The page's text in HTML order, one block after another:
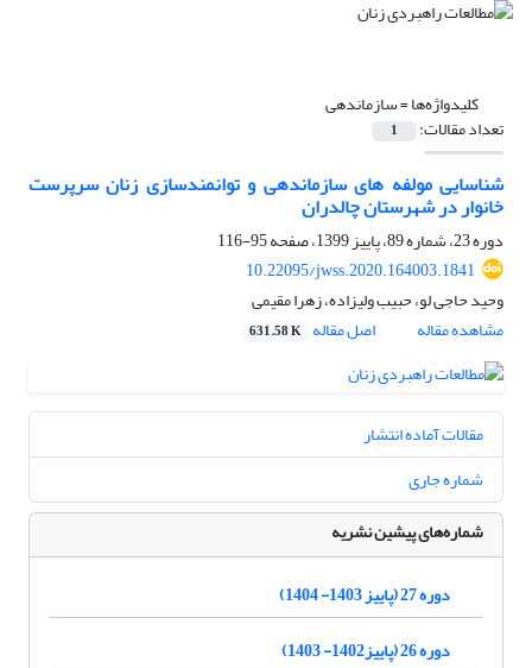
کلیدواژه‌ها =سازماندهی
تعداد مقالات: 1
شناسایی مولفه های سازماندهی و توانمندسازی زنان سرپرست
خانوار در شهرستان چالدران
دوره 23، شماره 89، پاییز 1399، صفحه
95-116
10.22095/jwss.2020.164003.1841
وحید حاجی لو، حبیب ولیزاده، زهرا مقیمی
مشاهده مقاله
اصل مقاله 631.58 K
مقالات آماده انتشار
شماره جاری
شماره‌های پیشین نشریه
دوره 27 (پاییز 1403- 1404)
دوره 26 (پاییز1402- 1403)